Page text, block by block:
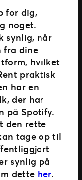
for dig,
noget.
synlig, når
fra dine
hvilket
praktisk
har en
der har
på Spotify.
den rette
tage op til
synlig på
dette her.